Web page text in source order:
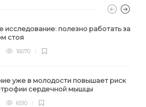
исследование: полезно работать за
стоя
16070
уже в молодости повышает риск
сердечной мышцы
6510